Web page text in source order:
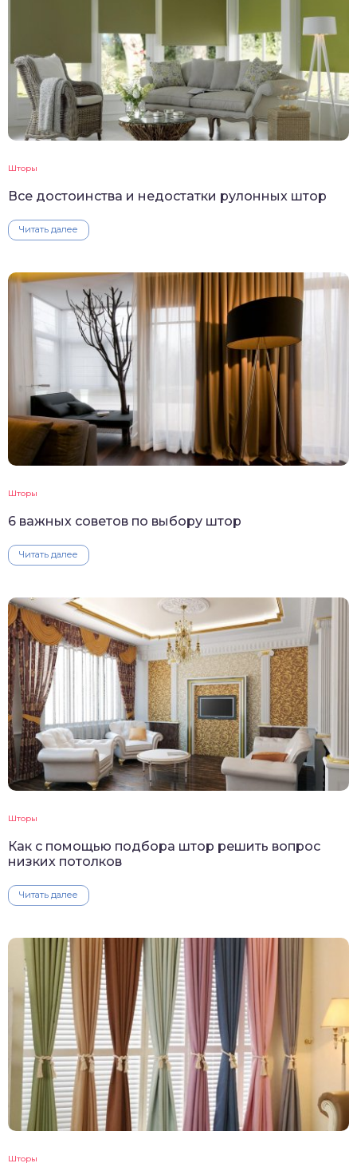
Шторы
Все достоинства и недостатки рулонных штор
Читать далее
Шторы
6 важных советов по выбору штор
Читать далее
Шторы
Как с помощью подбора штор решить вопрос
низких потолков
Читать далее
Шторы